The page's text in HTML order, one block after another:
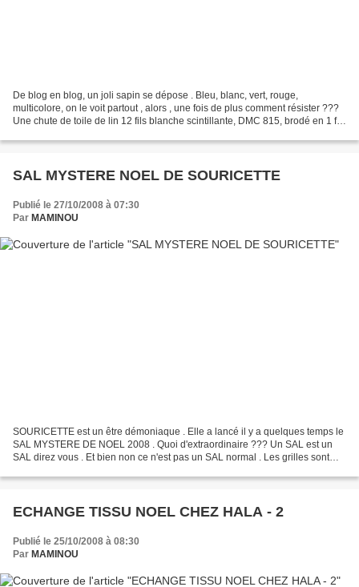
De blog en blog, un joli sapin se dépose . Bleu, blanc, vert, rouge,
multicolore, on le voit partout , alors , une fois de plus comment résister ???
Une chute de toile de lin 12 fils blanche scintillante, DMC 815, brodé en 1 fil
SAL MYSTERE NOEL DE SOURICETTE
Publié le 27/10/2008 à 07:30
Par MAMINOU
SOURICETTE est un être démoniaque . Elle a lancé il y a quelques temps le
SAL MYSTERE DE NOEL 2008 . Quoi d'extraordinaire ??? Un SAL est un
SAL direz vous . Et bien non ce n'est pas un SAL normal . Les grilles sont
ECHANGE TISSU NOEL CHEZ HALA - 2
Publié le 25/10/2008 à 08:30
Par MAMINOU